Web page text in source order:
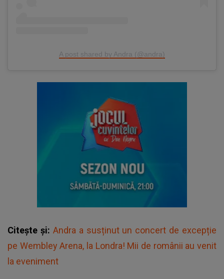
A post shared by Andra (@andra)
Citește și: Andra a susținut un concert de excepție
pe Wembley Arena, la Londra! Mii de românii au venit
la eveniment